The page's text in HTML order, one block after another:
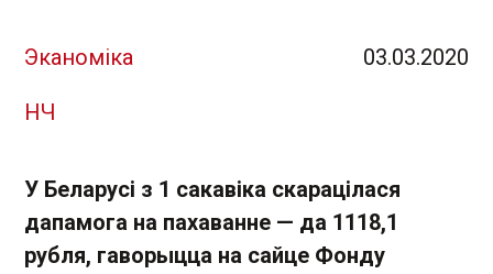
Эканоміка 03.03.2020
НЧ
У Беларусі з 1 сакавіка скарацілася
дапамога на пахаванне — да 1118,1
рубля, гаворыцца на сайце Фонду